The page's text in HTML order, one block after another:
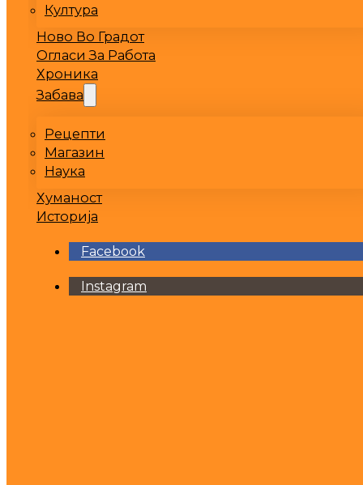
Култура
Ново Во Градот
Огласи За Работа
Хроника
Забава
Рецепти
Магазин
Наука
Хуманост
Историја
Facebook
Instagram